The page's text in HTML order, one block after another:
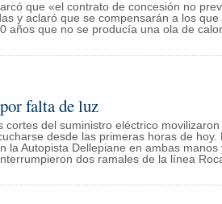
que «el contrato de concesión no
y aclaró que se compensarán a los
años que no se producía una ola de
falta de luz
cortes del suministro eléctrico
desde las primeras horas de
la Autopista Dellepiane en ambas
dos ramales de la línea